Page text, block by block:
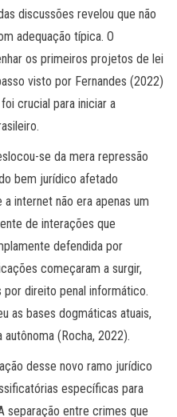
discussões revelou que não
adequação típica. O
os primeiros projetos de lei
visto por Fernandes (2022)
crucial para iniciar a
se da mera repressão
bem jurídico afetado
internet não era apenas um
de interações que
defendida por
começaram a surgir,
direito penal informático.
as bases dogmáticas atuais,
(Rocha, 2022).
desse novo ramo jurídico
específicas para
separação entre crimes que